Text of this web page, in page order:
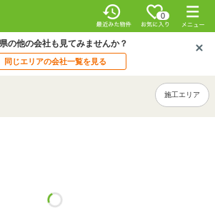
0
の他の会社も見てみませんか？
同じエリアの会社一覧を見る
施工エリア